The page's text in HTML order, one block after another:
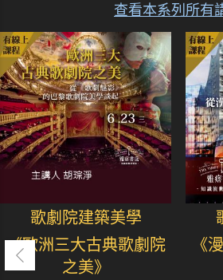
查看本系列所有
歌劇院建築美學
《歐洲三大古典歌劇院
之美》
《